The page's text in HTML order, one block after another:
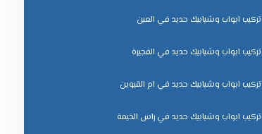
تركيب ابواب وشبابيك حديد في العين
تركيب ابواب وشبابيك حديد في الفجيرة
تركيب ابواب وشبابيك حديد في ام القيوين
تركيب ابواب وشبابيك حديد في راس الخيمة